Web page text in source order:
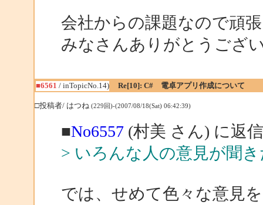
会社からの課題なので頑
みなさんありがとうござ
■6561 / inTopicNo.14) Re[10]: C# 電卓アプリ作成について
□投稿者/ はつね (229回)-(2007/08/18(Sat) 06:42:39)
■No6557(村美 さん) に返信
> いろんな人の意見が聞
では、せめて色々な意見